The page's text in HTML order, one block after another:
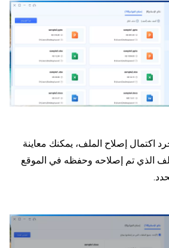
اكتمال إصلاح الملف، يمكنك معاينة
الذي تم إصلاحه وحفظه في الموقع